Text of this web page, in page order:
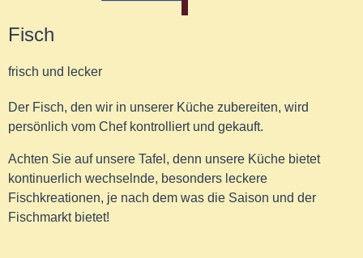
Fisch
frisch und lecker
Der Fisch, den wir in unserer Küche zubereiten, wird
persönlich vom Chef kontrolliert und gekauft.
Achten Sie auf unsere Tafel, denn unsere Küche bietet
kontinuerlich wechselnde, besonders leckere
Fischkreationen, je nach dem was die Saison und der
Fischmarkt bietet!